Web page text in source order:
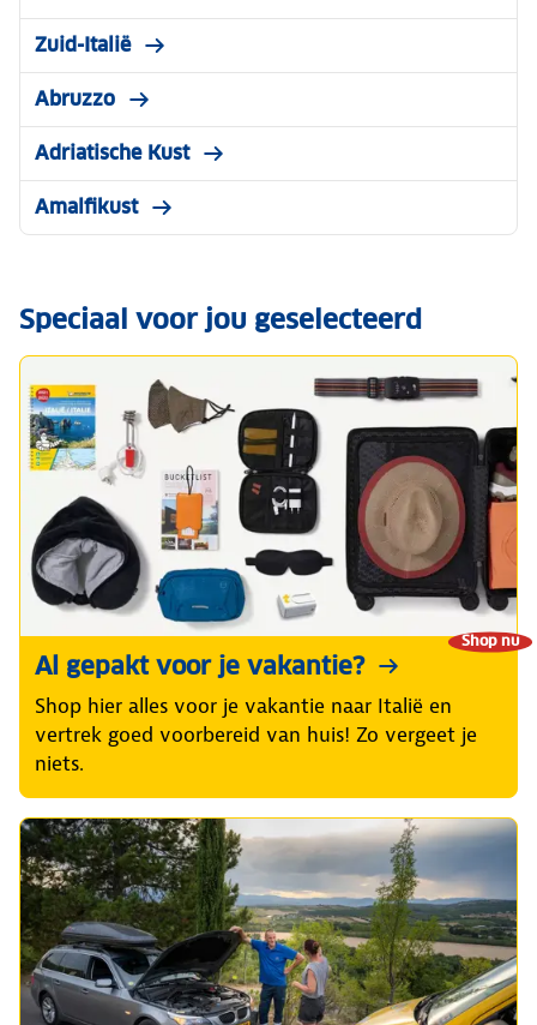
Zuid-Italië
Abruzzo
Adriatische Kust
Amalfikust
Speciaal voor jou geselecteerd
Shop nu
Al gepakt voor je vakantie?
Shop hier alles voor je vakantie naar Italië en
vertrek goed voorbereid van huis! Zo vergeet je
niets.